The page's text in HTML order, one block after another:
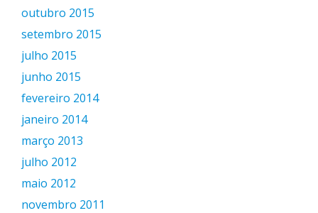
outubro 2015
setembro 2015
julho 2015
junho 2015
fevereiro 2014
janeiro 2014
março 2013
julho 2012
maio 2012
novembro 2011